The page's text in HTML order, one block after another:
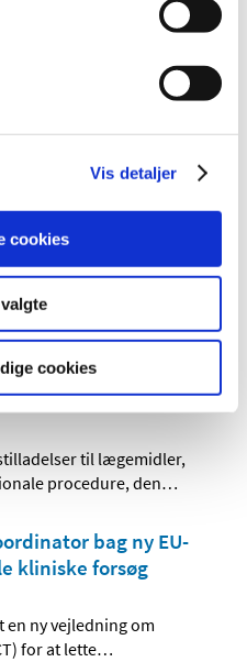
Vis detaljer
cookies
cookies
om
i
til 31. december
at myndigheder
i offentlighedsloven
på grund af
til lægemidler,
procedure, den…
bag ny EU-
kliniske forsøg
en ny vejledning om
for at lette…